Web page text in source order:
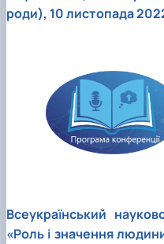
роди), 10 листопада
Всеукраїнський
«Роль і значення